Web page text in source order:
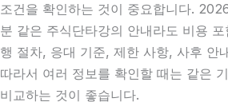
조건을 확인하는 것이 중요합니다.
분 같은 주식단타강의 안내라도 비용
행 절차, 응대 기준, 제한 사항, 사후 안
따라서 여러 정보를 확인할 때는 같은
비교하는 것이 좋습니다.